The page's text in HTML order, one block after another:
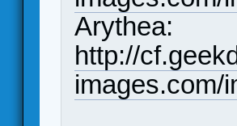
Arythea:
http://
images.com/